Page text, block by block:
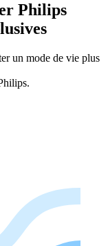
Philips
un mode de vie plus